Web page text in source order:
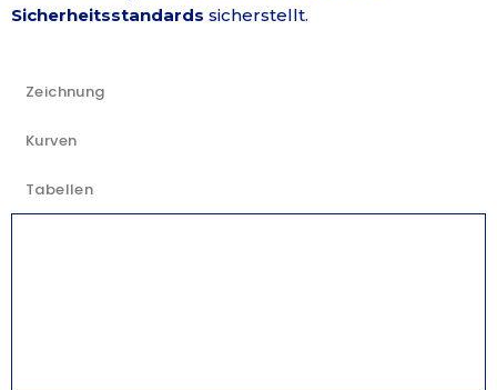
Sicherheitsstandards sicherstellt.
Zeichnung
Kurven
Tabellen